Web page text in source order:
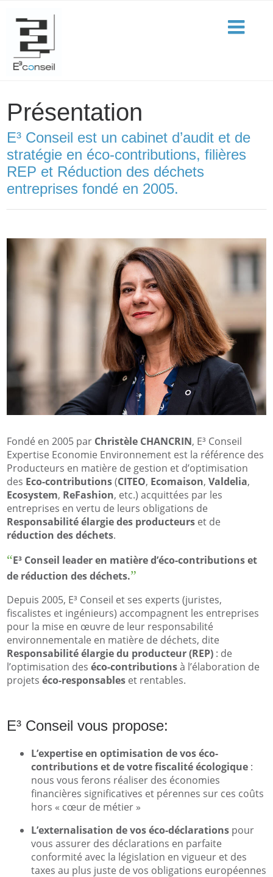
Présentation
E³ Conseil est un cabinet d’audit et de
stratégie en éco-contributions, filières
REP et Réduction des déchets
entreprises fondé en 2005.
Fondé en 2005 par Christèle CHANCRIN, E³ Conseil
Expertise Economie Environnement est la référence des
Producteurs en matière de gestion et d’optimisation
des Eco-contributions(CITEO, Ecomaison, Valdelia,
Ecosystem, ReFashion, etc.) acquittées par les
entreprises en vertu de leurs obligations de
Responsabilité élargie des producteurs et de
réduction des déchets.
E³ Conseil leader en matièred’éco-contributionset
de réduction des déchets.
Depuis 2005, E³ Conseil et ses experts (juristes,
fiscalistes et ingénieurs) accompagnent les entreprises
pour la mise en œuvre de leur responsabilité
environnementale en matière de déchets, dite
Responsabilité élargie du producteur (REP) : de
l’optimisation des éco-contributionsà l’élaboration de
projets éco-responsables et rentables.
E³ Conseil vous propose:
L’expertise en optimisation de vos éco-
contributions et de votre fiscalité écologique :
nous vous ferons réaliser des économies
financières significatives et pérennes sur ces coûts
hors « cœur de métier »
L’externalisation de vos éco-déclarations pour
vous assurer des déclarations en parfaite
conformité avec la législation en vigueur et des
taxes au plus juste de vos obligations européennes